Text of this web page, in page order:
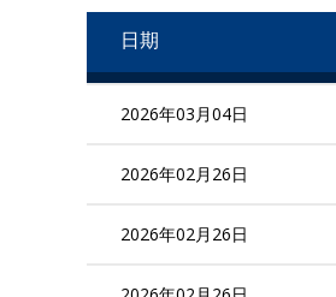
日期
2026年03月04日
2026年02月26日
2026年02月26日